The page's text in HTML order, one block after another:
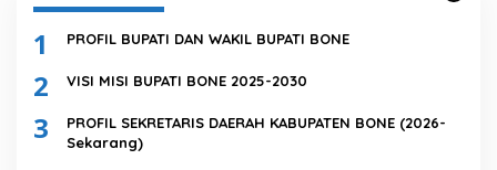
1 PROFIL BUPATI DAN WAKIL BUPATI BONE
2 VISI MISI BUPATI BONE 2025-2030
3
PROFIL SEKRETARIS DAERAH KABUPATEN BONE (2026-
Sekarang)